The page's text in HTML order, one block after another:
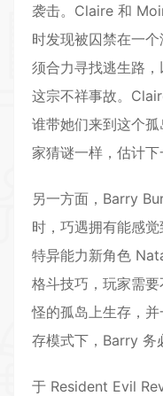
袭击。Claire 和
时发现被囚禁在一
须合力寻找逃生路
这宗不祥事故。
谁带她们来到这个
家猜谜一样，估计下
另一方面，Barry
时，巧遇拥有能感
特异能力新角色
格斗技巧，玩家需
怪的孤岛上生存，
存模式下，Barry 务
于 Resident Evil